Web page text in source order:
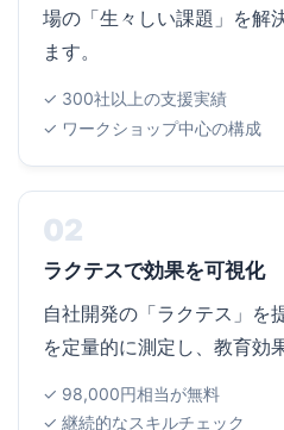
場の「生々しい課題」を解
ます。
✓ 300社以上の支援実績
✓ ワークショップ中心の構成
02
ラクテスで効果を可視化
自社開発の「ラクテス」を
を定量的に測定し、教育効
✓ 98,000円相当が無料
✓ 継続的なスキルチェック